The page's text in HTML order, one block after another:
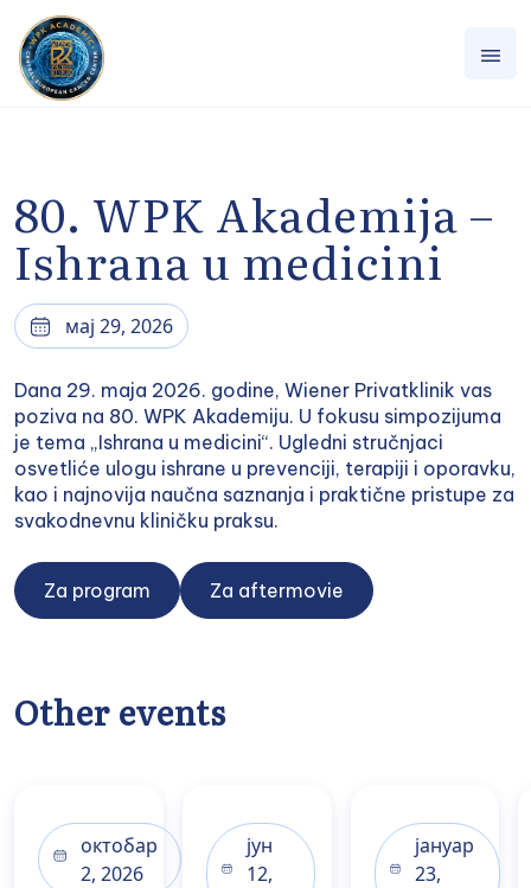
80. WPK Akademija –
Ishrana u medicini
мај 29, 2026
Dana 29. maja 2026. godine, Wiener Privatklinik vas
poziva na 80. WPK Akademiju. U fokusu simpozijuma
je tema „Ishrana u medicini“. Ugledni stručnjaci
osvetliće ulogu ishrane u prevenciji, terapiji i oporavku,
kao i najnovija naučna saznanja i praktične pristupe za
svakodnevnu kliničku praksu.
Za program Za aftermovie
Other events
октобар
2, 2026
јун
12,
јануар
23,